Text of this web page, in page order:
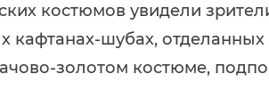
костюмов увидели
кафтанах-шубах,
золотом костюме,